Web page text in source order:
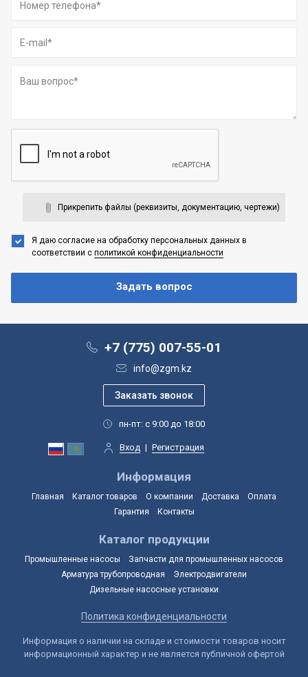
Прикрепить файлы (реквизиты, документацию, чертежи)
Я даю согласие на обработку персональных данных в
соответствии с политикой конфиденциальности
+7 (775) 007-55-01
info@zgm.kz
пн-пт: с 9:00 до 18:00
Вход | Регистрация
Информация
Главная Каталог товаров О компании Доставка
Оплата
Гарантия
Контакты
Каталог продукции
Промышленные насосы
Запчасти для промышленных насосов
Арматура трубопроводная
Электродвигатели
Дизельные насосные установки
Политика конфиденциальности
Информация о наличии на складе и стоимости товаров носит
информационный характер и не является публичной офертой